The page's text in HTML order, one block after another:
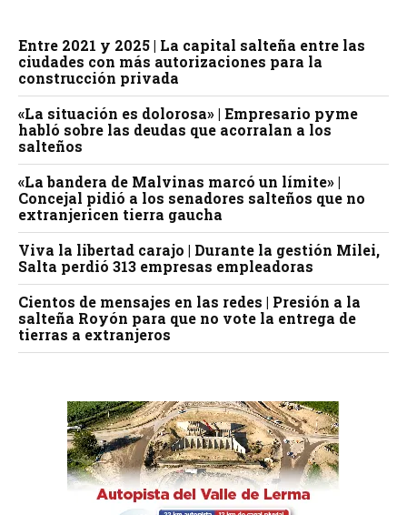
Entre 2021 y 2025 | La capital salteña entre las
ciudades con más autorizaciones para la
construcción privada
«La situación es dolorosa» | Empresario pyme
habló sobre las deudas que acorralan a los
salteños
«La bandera de Malvinas marcó un límite» |
Concejal pidió a los senadores salteños que no
extranjericen tierra gaucha
Viva la libertad carajo | Durante la gestión Milei,
Salta perdió 313 empresas empleadoras
Cientos de mensajes en las redes | Presión a la
salteña Royón para que no vote la entrega de
tierras a extranjeros